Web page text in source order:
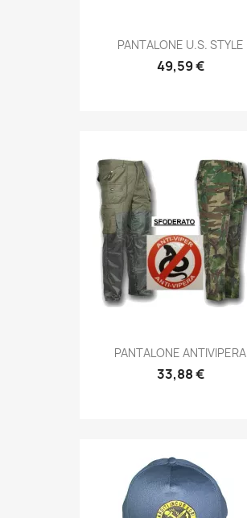
Anteprima
PANTALONE U.S. STYLE
49,59 €
Anteprima
PANTALONE ANTIVIPERA
33,88 €